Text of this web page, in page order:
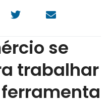
se
trabalhar